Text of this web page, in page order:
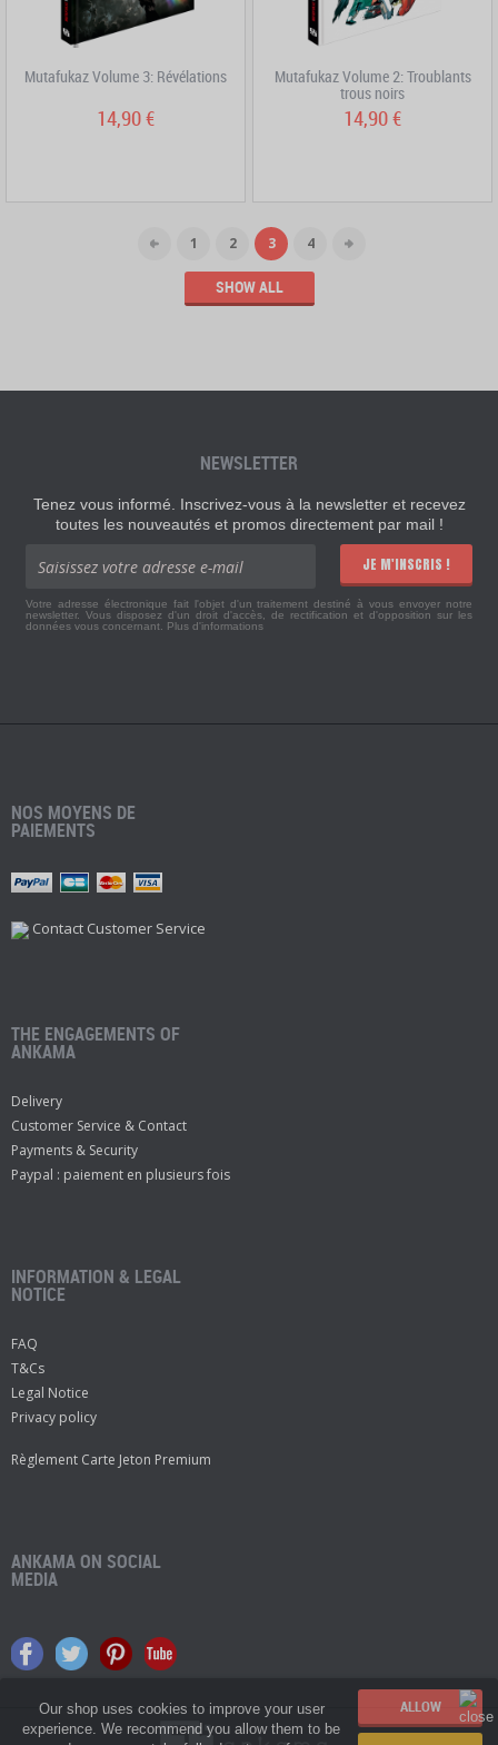
Our shop uses cookies to improve your user
experience. We recommend you allow them to be
Mutafukaz Volume 3: Révélations
14,90 €
Mutafukaz Volume 2: Troublants
trous noirs
14,90 €
1 2 3 4
SHOW ALL
NEWSLETTER
Tenez vous informé. Inscrivez-vous à la newsletter et recevez
toutes les nouveautés et promos directement par mail !
JE M'INSCRIS !
Votre adresse électronique fait l'objet d'un traitement destiné à vous envoyer notre
newsletter. Vous disposez d'un droit d'accès, de rectification et d'opposition sur les
données vous concernant. Plus d'informations
NOS MOYENS DE
PAIEMENTS
Contact Customer Service
THE ENGAGEMENTS OF
ANKAMA
Delivery
Customer Service & Contact
Payments & Security
Paypal : paiement en plusieurs fois
INFORMATION & LEGAL
NOTICE
FAQ
T&Cs
Legal Notice
Privacy policy
Règlement Carte Jeton Premium
ANKAMA ON SOCIAL
MEDIA